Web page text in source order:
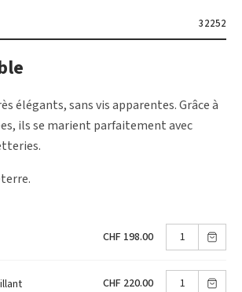
32252
élégants, sans vis apparentes. Grâce à
ils se marient parfaitement avec
CHF 198.00
CHF 220.00